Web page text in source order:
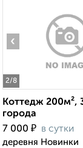
2/8
‹
Коттедж 200м²,
города
7 000 ₽ в сутки
деревня Новинки